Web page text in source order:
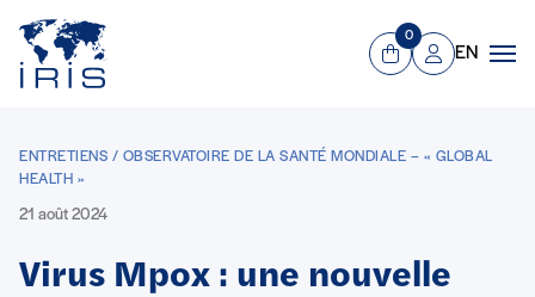
Aller au contenu principal
Panier
0
Mon compte
EN
ENTRETIENS / OBSERVATOIRE DE LA SANTÉ MONDIALE – « GLOBAL
HEALTH »
21 août 2024
Virus Mpox : une nouvelle